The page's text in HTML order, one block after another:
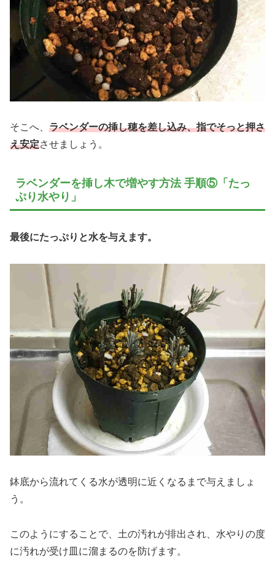
そこへ、 ラベンダーの挿し穂を差し込み、指でそっと押さ
え安定させましょう。
ラベンダーを挿し木で増やす方法 手順⑤「たっ
ぷり水やり」
最後にたっぷりと水を与えます。
鉢底から流れてくる水が透明に近くなるまで与えましょ
う。
このようにすることで、土の汚れが排出され、水やりの度
に汚れが受け皿に溜まるのを防げます。